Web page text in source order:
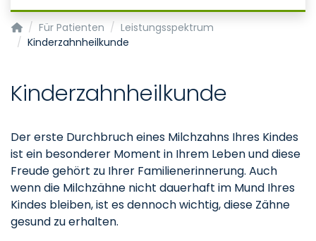
Klinik für Zahnerhaltung, Parodontologie und Präventive
Für Patienten
Leistungsspektrum
Kinderzahnheilkunde
Kinderzahnheilkunde
Der erste Durchbruch eines Milchzahns Ihres Kindes
ist ein besonderer Moment in Ihrem Leben und diese
Freude gehört zu Ihrer Familienerinnerung. Auch
wenn die Milchzähne nicht dauerhaft im Mund Ihres
Kindes bleiben, ist es dennoch wichtig, diese Zähne
gesund zu erhalten.